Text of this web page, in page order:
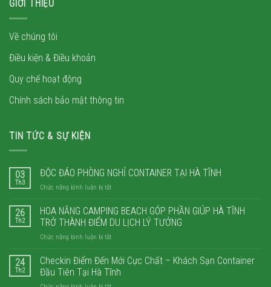
GIỚI THIỆU
Về chúng tôi
Điều kiện & Điều khoản
Quy chế hoạt động
Chính sách bảo mật thông tin
TIN TỨC & SỰ KIỆN
03
Th3
ĐỘC ĐÁO PHÒNG NGHỈ CONTAINER TẠI HÀ TĨNH
Chức năng bình luận bị tắtở
ĐÁO
PHÒNG
NGHỈ
CONTAINER
HÀ
TĨNH
26
Th2
HOA NẮNG CAMPING BEACH GÓP PHẦN GIÚP HÀ TĨNH
TRỞ THÀNH ĐIỂM DU LỊCH LÝ TƯỞNG
Chức năng bình luận bị tắtở
NẮNG
CAMPING
BEACH
24
Th2
Checkin Điểm Đến Mới Cực Chất – Khách Sạn Container
Đầu Tiên Tại Hà Tĩnh